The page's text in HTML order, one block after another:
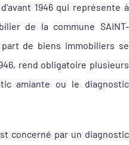
1946 qui représente à
de la commune SAINT-
part de biens immobiliers se
rend obligatoire plusieurs
amiante ou le diagnostic
concerné par un diagnostic